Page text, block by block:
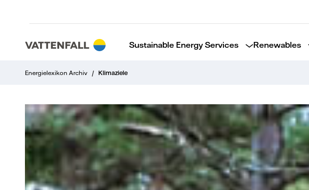
Sustainable Energy Services Renewables
Energielexikon Archiv / Klimaziele